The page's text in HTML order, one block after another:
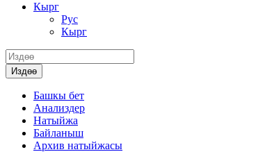
Кырг
Руc
Кырг
Издөө
Башкы бет
Анализдер
Натыйжа
Байланыш
Архив натыйжасы